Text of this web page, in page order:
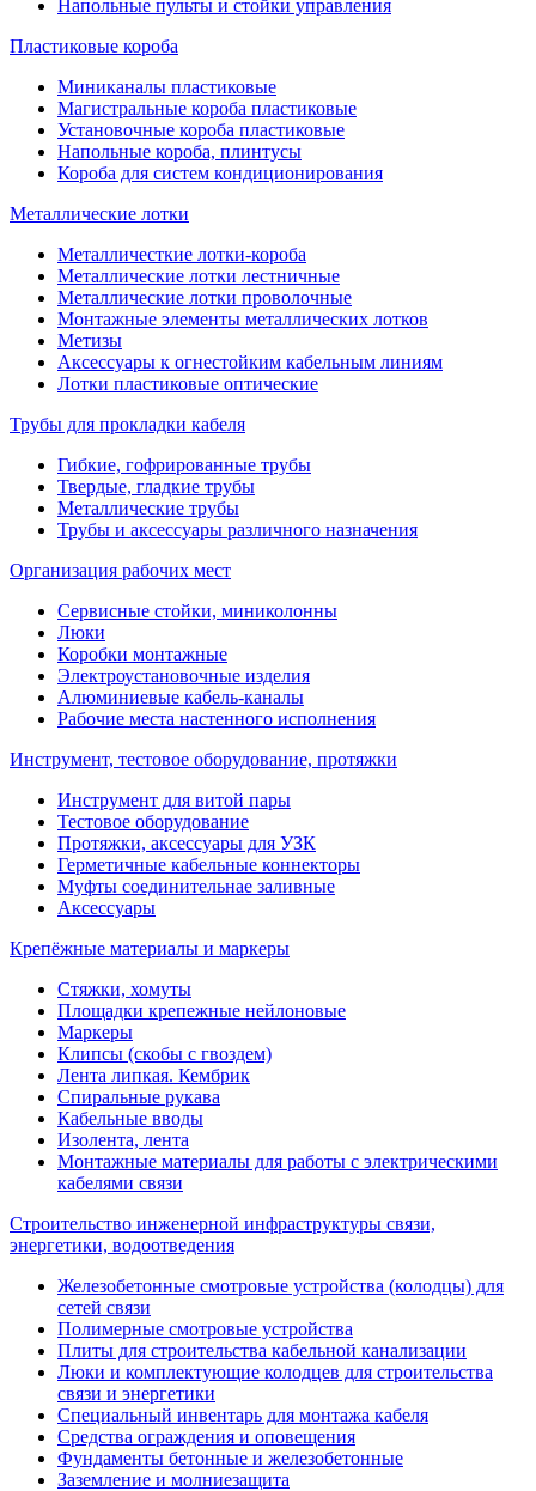
Напольные пульты и стойки управления
Пластиковые короба
Миниканалы пластиковые
Магистральные короба пластиковые
Установочные короба пластиковые
Напольные короба, плинтусы
Короба для систем кондиционирования
Металлические лотки
Металличесткие лотки-короба
Металлические лотки лестничные
Металлические лотки проволочные
Монтажные элементы металлических лотков
Метизы
Аксессуары к огнестойким кабельным линиям
Лотки пластиковые оптические
Трубы для прокладки кабеля
Гибкие, гофрированные трубы
Твердые, гладкие трубы
Металлические трубы
Трубы и аксессуары различного назначения
Организация рабочих мест
Сервисные стойки, миниколонны
Люки
Коробки монтажные
Электроустановочные изделия
Алюминиевые кабель-каналы
Рабочие места настенного исполнения
Инструмент, тестовое оборудование, протяжки
Инструмент для витой пары
Тестовое оборудование
Протяжки, аксессуары для УЗК
Герметичные кабельные коннекторы
Муфты соединительнае заливные
Аксессуары
Крепёжные материалы и маркеры
Стяжки, хомуты
Площадки крепежные нейлоновые
Маркеры
Клипсы (скобы с гвоздем)
Лента липкая. Кембрик
Спиральные рукава
Кабельные вводы
Изолента, лента
Монтажные материалы для работы с электрическими
кабелями связи
Строительство инженерной инфраструктуры связи,
энергетики, водоотведения
Железобетонные смотровые устройства (колодцы) для
сетей связи
Полимерные смотровые устройства
Плиты для строительства кабельной канализации
Люки и комплектующие колодцев для строительства
связи и энергетики
Специальный инвентарь для монтажа кабеля
Средства ограждения и оповещения
Фундаменты бетонные и железобетонные
Заземление и молниезащита